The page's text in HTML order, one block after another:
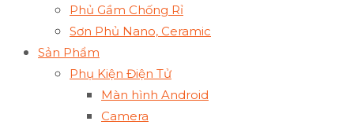
Phủ Gầm Chống Rỉ
Sơn Phủ Nano, Ceramic
Sản Phẩm
Phụ Kiện Điện Tử
Màn hình Android
Camera